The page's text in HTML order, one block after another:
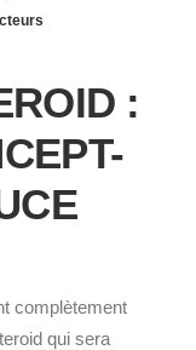
:
complètement
qui sera